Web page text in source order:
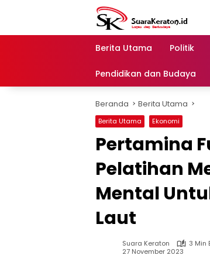
Berita Utama Politik
Pendidikan dan Budaya
Beranda Berita Utama
Berita Utama Ekonomi
Pertamina
Pelatihan
Mental
Laut
Suara Keraton
3 Min
27 November 2023